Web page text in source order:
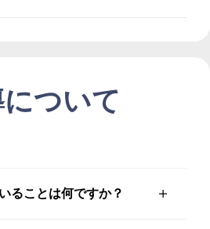
ついて
ることは何ですか？